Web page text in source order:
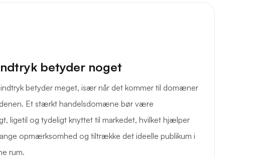
betyder noget
betyder meget, især når det kommer til domæner
Et stærkt handelsdomæne bør være
ligetil og tydeligt knyttet til markedet, hvilket hjælper
opmærksomhed og tiltrække det ideelle publikum i
rum.